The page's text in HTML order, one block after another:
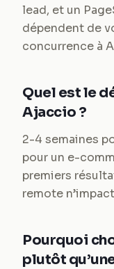
lead, et un
dépendent de
concurrence à
Quel est le
Ajaccio ?
2-4 semaines
pour un e-
premiers
remote
Pourquoi
plutôt